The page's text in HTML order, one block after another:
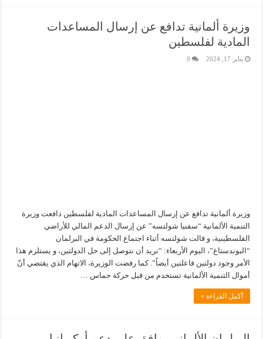
وزيرة ألمانية تدافع عن إرسال المساعدات
المادية لفلسطين
يناير 17, 2024 0
وزيرة ألمانية تدافع عن إرسال المساعدات المادية لفلسطين دافعت وزيرة
التنمية الألمانية “سفنيا شولتسه” عن إرسال الدعم المالي للأراضي
الفلسطينية، و قالت شولتسه أثناء اجتماع الحكومة في البرلمان
“البوندستاغ”، اليوم الأربعاء: “نريد أن نتوصل إلى حل الدولتين، و يستلزم هذا
الأمر وجود دولتين فاعلتين أيضاً”. كما رفضت الوزيرة، الاتهام الذي يقتضي أنّ
أموال التنمية الألمانية تستخدم من قبل حركة حماس …
أكمل القراءة »